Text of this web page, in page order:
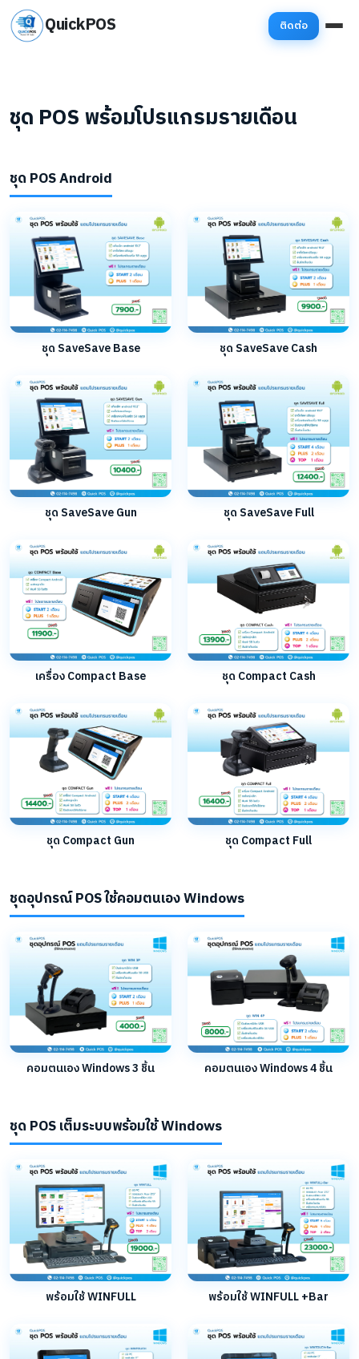
QuickPOS ติดต่อ
ชุด POS พร้อมโปรแกรมรายเดือน
ชุด POS Android
ชุด SaveSave Base ชุด SaveSave Cash
ชุด SaveSave Gun ชุด SaveSave Full
เครื่อง Compact Base ชุด Compact Cash
ชุด Compact Gun ชุด Compact Full
ชุดอุปกรณ์ POS ใช้คอมตนเอง Windows
คอมตนเอง Windows 3 ชิ้น คอมตนเอง Windows 4 ชิ้น
ชุด POS เต็มระบบพร้อมใช้ Windows
พร้อมใช้ WINFULL พร้อมใช้ WINFULL +Bar